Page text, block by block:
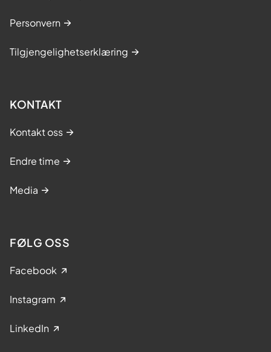
Personvern
Tilgjengelighetserklæring
KONTAKT
Kontakt oss
Endre time
Media
FØLG OSS
Facebook
Instagram
LinkedIn